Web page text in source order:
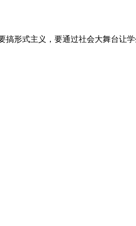
形式主义，要通过社会大舞台让